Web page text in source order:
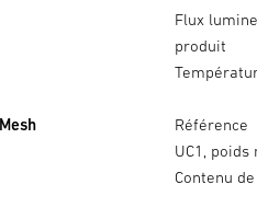
Flux
produit
Référence
UC1, poids
Contenu